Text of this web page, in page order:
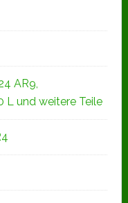
AR9,
L und weitere Teile